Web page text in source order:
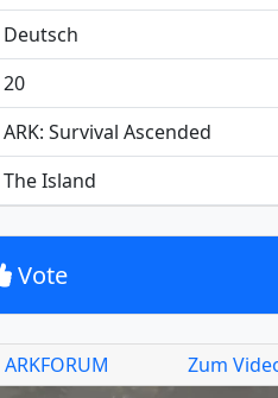
Deutsch
20
ARK: Survival Ascended
The Island
Vote
ARKFORUM Zum